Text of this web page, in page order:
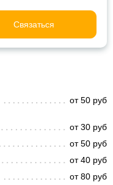
Связаться
от 50 руб
от 30 руб
от 50 руб
от 40 руб
от 80 руб